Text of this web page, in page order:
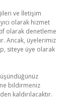
ve İletişim
olarak hizmet
olarak denetleme
Ancak, üyelerimiz
siteye üye olarak
bildirmeniz
kaldırılacaktır.